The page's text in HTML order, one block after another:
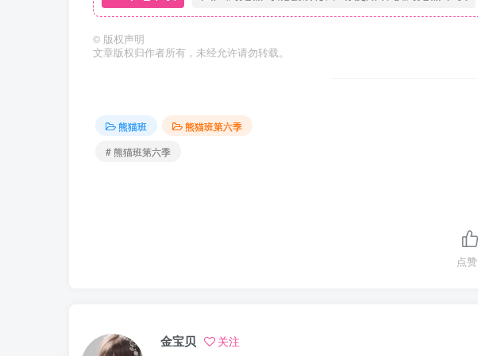
© 版权声明
文章版权归作者所有，未经允许请勿转载。
熊猫班
熊猫班第六季
# 熊猫班第六季
点赞
金宝贝 关注